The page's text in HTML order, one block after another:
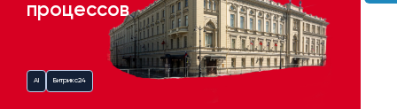
процессов
AI Битрикс24